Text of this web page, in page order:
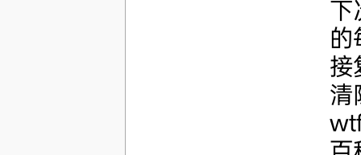
下
的
接
清